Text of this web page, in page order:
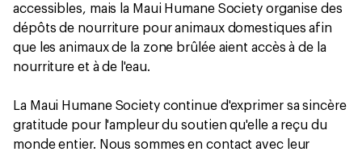
accessibles, mais la Maui Humane Society organise des
dépôts de nourriture pour animaux domestiques afin
que les animaux de la zone brûlée aient accès à de la
nourriture et à de l'eau.
La Maui Humane Society continue d'exprimer sa sincère
gratitude pour l'ampleur du soutien qu'elle a reçu du
monde entier. Nous sommes en contact avec leur